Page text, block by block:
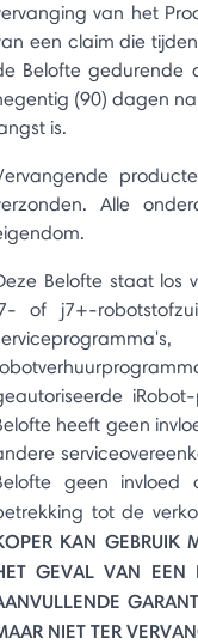
van het
een claim die
Belofte gedurende
(90) dagen
is.
Alle
Belofte staat los
of j7+-
heeft geen
geen invloed
tot de
KAN GEBRUIK
GEVAL VAN EEN
NIET TER